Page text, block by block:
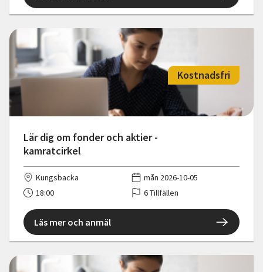
Lär dig om fonder och aktier -
kamratcirkel
Kostnadsfri
Kungsbacka
mån 2026-10-05
18:00
6 Tillfällen
Läs mer och anmäl